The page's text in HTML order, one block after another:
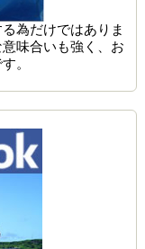
為だけではありま
味合いも強く、お
。